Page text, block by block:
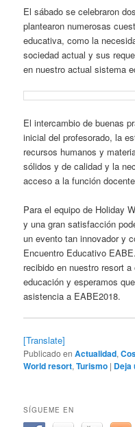
El sábado se celebraron
plantearon numerosas
educativa, como la
sociedad actual y sus
en nuestro actual sistema
El intercambio de buenas
inicial del profesorado, la
recursos humanos y
sólidos y de calidad y la
acceso a la función
Para el equipo de Holiday
y una gran satisfacción
un evento tan innovador y
Encuentro Educativo
recibido en nuestro resort
educación y esperamos
asistencia a EABE2018.
[Translate]
Publicado en Actualidad,
World resort,Turismo | Deja
SÍGUEME EN